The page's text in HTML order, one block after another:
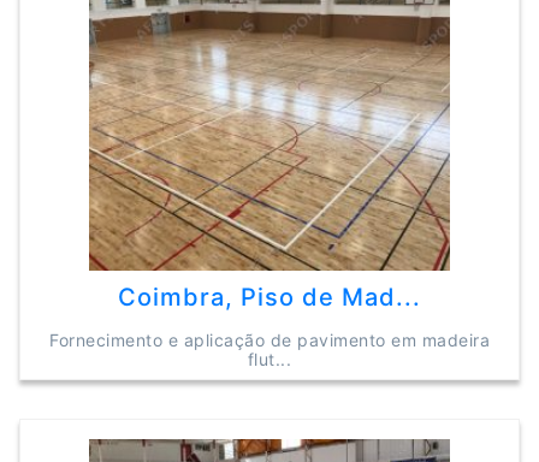
Coimbra, Piso de Mad...
Fornecimento e aplicação de pavimento em madeira
flut...